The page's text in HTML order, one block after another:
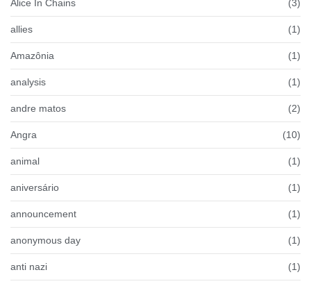
Alice In Chains (3)
allies (1)
Amazônia (1)
analysis (1)
andre matos (2)
Angra (10)
animal (1)
aniversário (1)
announcement (1)
anonymous day (1)
anti nazi (1)